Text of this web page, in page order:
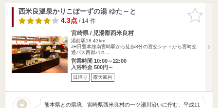
お気に入
りに追加
西米良温泉かりこぼーずの湯 ゆた～と
4.3点/ 14 件
宮崎県 / 児湯郡西米良村
湯前駅18.43km
JR日豊本線南宮崎駅から徒歩3分の宮交シティから宮崎交
通バス西都バス…
営業時間 10:00～22:00
入浴料金 500円～
日帰り 露天風呂
熊本県との県境、宮崎県西米良村の一ツ瀬川沿いに佇む、平成11